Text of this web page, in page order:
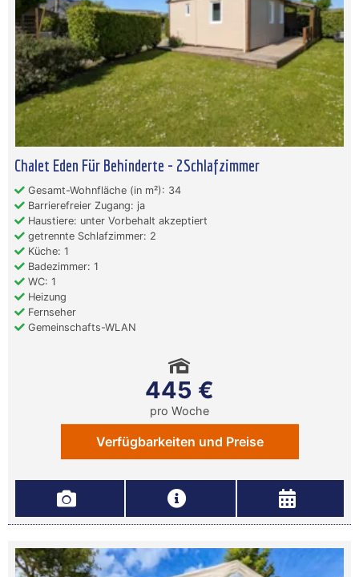
Chalet Eden Für Behinderte - 2Schlafzimmer
Gesamt-Wohnfläche (in m²): 34
Barrierefreier Zugang: ja
Haustiere: unter Vorbehalt akzeptiert
getrennte Schlafzimmer: 2
Küche: 1
Badezimmer: 1
WC: 1
Heizung
Fernseher
Gemeinschafts-WLAN
445 €
pro Woche
Verfügbarkeiten und Preise